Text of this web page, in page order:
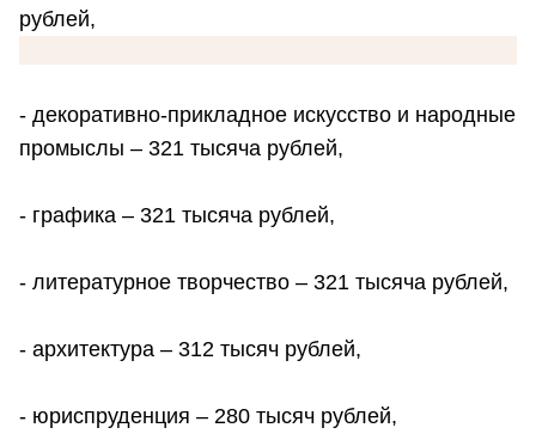
рублей,
- декоративно-прикладное искусство и народные
промыслы – 321 тысяча рублей,
- графика – 321 тысяча рублей,
- литературное творчество – 321 тысяча рублей,
- архитектура – 312 тысяч рублей,
- юриспруденция – 280 тысяч рублей,